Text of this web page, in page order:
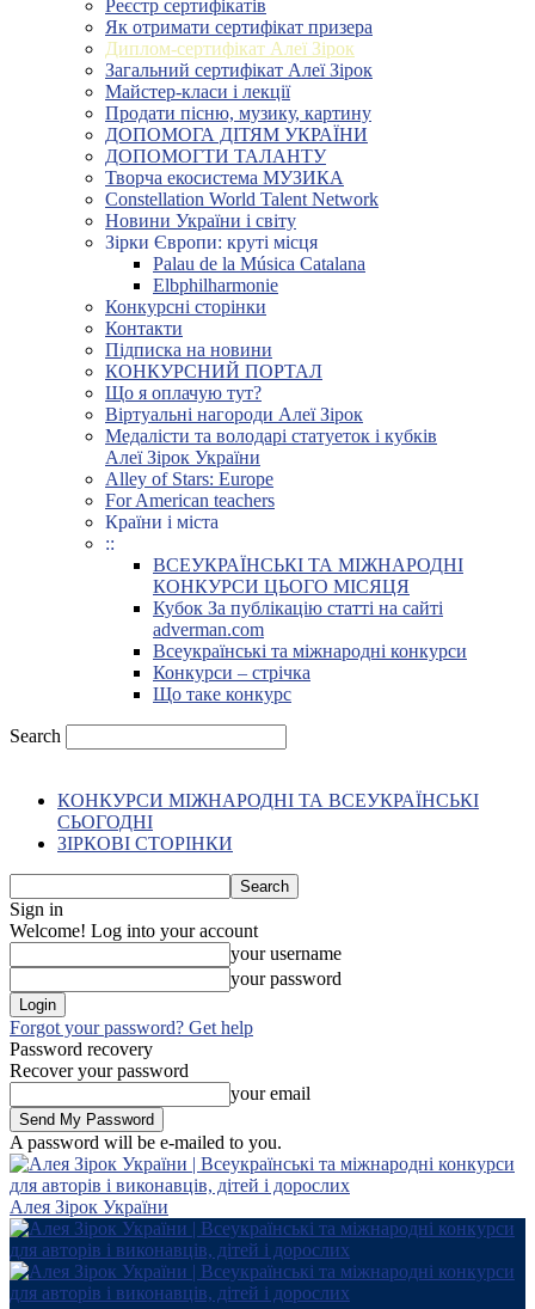
Реєстр сертифікатів
Як отримати сертифікат призера
Диплом-сертифікат Алеї Зірок
Загальний сертифікат Алеї Зірок
Майстер-класи і лекції
Продати пісню, музику, картину
ДОПОМОГА ДІТЯМ УКРАЇНИ
ДОПОМОГТИ ТАЛАНТУ
Творча екосистема МУЗИКА
Constellation World Talent Network
Новини України і світу
Зірки Європи: круті місця
Palau de la Música Catalana
Elbphilharmonie
Конкурсні сторінки
Контакти
Підписка на новини
КОНКУРСНИЙ ПОРТАЛ
Що я оплачую тут?
Віртуальні нагороди Алеї Зірок
Медалісти та володарі статуеток і кубків
Алеї Зірок України
Alley of Stars: Europe
For American teachers
Країни і міста
::
ВСЕУКРАЇНСЬКІ ТА МІЖНАРОДНІ
КОНКУРСИ ЦЬОГО МІСЯЦЯ
Кубок За публікацію статті на сайті
adverman.com
Всеукраїнські та міжнародні конкурси
Конкурси – стрічка
Що таке конкурс
Search
КОНКУРСИ МІЖНАРОДНІ ТА ВСЕУКРАЇНСЬКІ
СЬОГОДНІ
ЗІРКОВІ СТОРІНКИ
Sign in
Welcome! Log into your account
your username
your password
Forgot your password? Get help
Password recovery
Recover your password
your email
A password will be e-mailed to you.
Алея Зірок України